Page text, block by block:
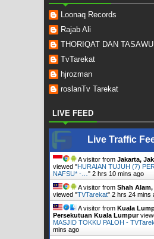
Loonaq Records
Rajab Ali
THORIQAT DAN
TvTarekat
hjrozman
roslanTv Tarekat
LIVE FEED
Live Traffic
A visitor from Jakarta,
viewed "HURAIAN TUJUH (7)
NAFSU* -… " 2 hrs 10 mins ago
A visitor from Shah
viewed "TVTarekat" 2 hrs 24 mins
A visitor from Kuala
Persekutuan Kuala Lumpur
MASJID TOKKU PALOH -
mins ago